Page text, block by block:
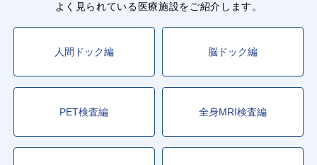
よく見られている医療施設をご紹介します。
人間ドック編 脳ドック編
PET検査編 全身MRI検査編